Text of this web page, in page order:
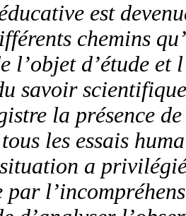
est
chemins
l’objet d’étude
savoir
la présence
les essais
a
par